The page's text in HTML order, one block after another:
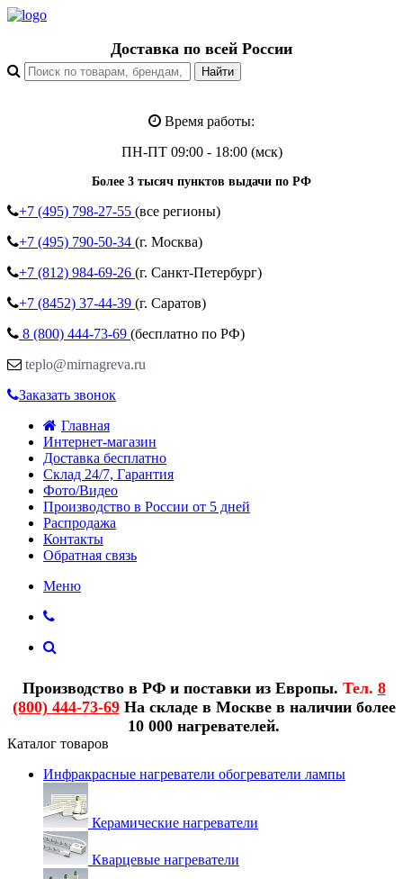
Доставка по всей России
Время работы:
ПН-ПТ 09:00 - 18:00 (мск)
Более 3 тысяч пунктов выдачи по РФ
+7 (495) 798-27-55 (все регионы)
+7 (495) 790-50-34 (г. Москва)
+7 (812) 984-69-26 (г. Санкт-Петербург)
+7 (8452) 37-44-39 (г. Саратов)
8 (800) 444-73-69 (бесплатно по РФ)
teplo@mirnagreva.ru
Заказать звонок
Главная
Интернет-магазин
Доставка бесплатно
Склад 24/7, Гарантия
Фото/Видео
Производство в России от 5 дней
Распродажа
Контакты
Обратная связь
Меню
Производство в РФ и поставки из Европы. Тел. 8
(800) 444-73-69На складе в Москве в наличии более
10 000 нагревателей.
Каталог товаров
Инфракрасные нагреватели обогреватели лампы
Керамические нагреватели
Кварцевые нагреватели